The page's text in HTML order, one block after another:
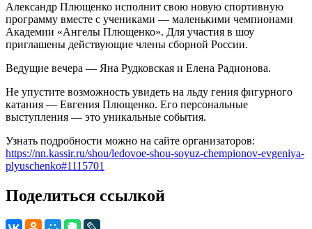
Александр Плющенко исполнит свою новую спортивную
программу вместе с учениками — маленькими чемпионами
Академии «Ангелы Плющенко». Для участия в шоу
приглашены действующие члены сборной России.
Ведущие вечера — Яна Рудковская и Елена Радионова.
Не упустите возможность увидеть на льду гения фигурного
катания — Евгения Плющенко. Его персональные
выступления — это уникальные события.
Узнать подробности можно на сайте организаторов:
https://nn.kassir.ru/shou/ledovoe-shou-soyuz-chempionov-evgeniya-
plyuschenko#1115701
Поделиться ссылкой